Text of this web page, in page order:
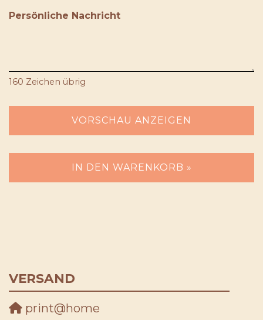
Persönliche Nachricht
160 Zeichen übrig
VORSCHAU ANZEIGEN
IN DEN WARENKORB »
VERSAND
print@home